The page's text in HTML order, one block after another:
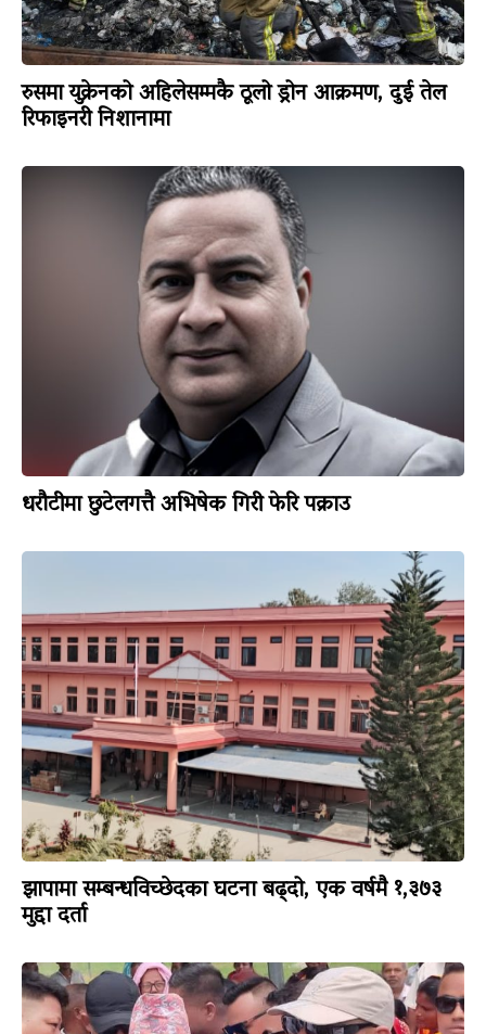
रुसमा युक्रेनको अहिलेसम्मकै ठूलो ड्रोन आक्रमण, दुई तेल
रिफाइनरी निशानामा
धरौटीमा छुटेलगत्तै अभिषेक गिरी फेरि पक्राउ
झापामा सम्बन्धविच्छेदका घटना बढ्दो, एक वर्षमै १,३७३
मुद्दा दर्ता